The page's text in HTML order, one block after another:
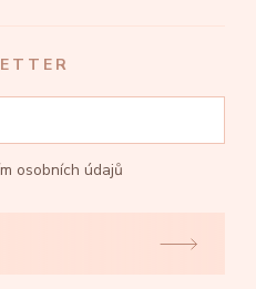
osobních údajů